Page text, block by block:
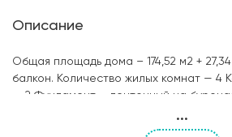
Описание
Общая площадь дома – 174,52 м2 +
балкон. Количество жилых комнат — 4
— 2 Фундамент – ленточный на
покрытия — мягкая черепица
...